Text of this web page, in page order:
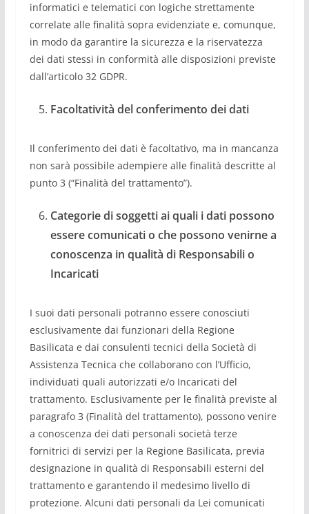
informatici e telematici con logiche strettamente
correlate alle finalità sopra evidenziate e, comunque,
in modo da garantire la sicurezza e la riservatezza
dei dati stessi in conformità alle disposizioni previste
dall’articolo 32 GDPR.
Facoltatività del conferimento dei dati
Il conferimento dei dati è facoltativo, ma in mancanza
non sarà possibile adempiere alle finalità descritte al
punto 3 (“Finalità del trattamento”).
Categorie di soggetti ai quali i dati possono
essere comunicati o che possono venirne a
conoscenza in qualità di Responsabili o
Incaricati
I suoi dati personali potranno essere conosciuti
esclusivamente dai funzionari della Regione
Basilicata e dai consulenti tecnici della Società di
Assistenza Tecnica che collaborano con l’Ufficio,
individuati quali autorizzati e/o Incaricati del
trattamento. Esclusivamente per le finalità previste al
paragrafo 3 (Finalità del trattamento), possono venire
a conoscenza dei dati personali società terze
fornitrici di servizi per la Regione Basilicata, previa
designazione in qualità di Responsabili esterni del
trattamento e garantendo il medesimo livello di
protezione. Alcuni dati personali da Lei comunicati